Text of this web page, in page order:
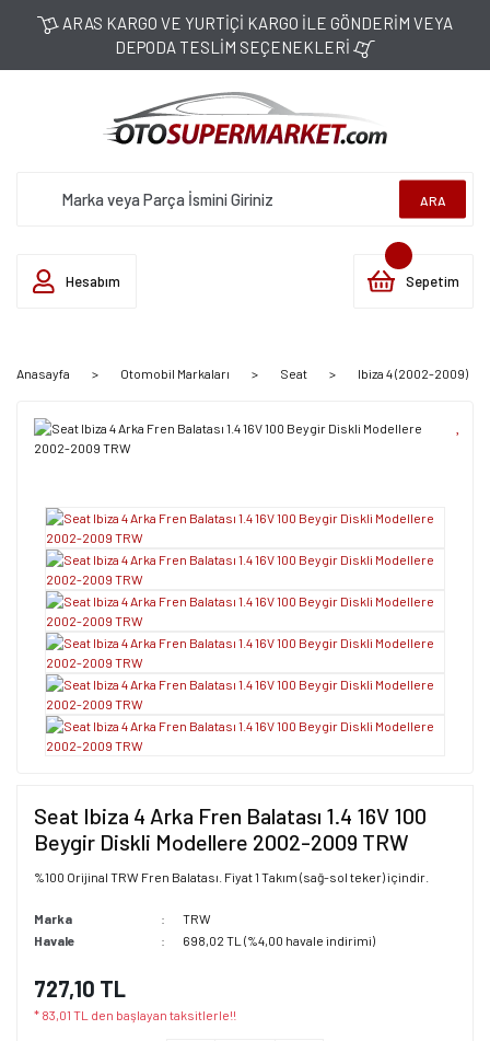
ARAS KARGO VE YURTİÇİ KARGO İLE GÖNDERİM VEYA
DEPODA TESLİM SEÇENEKLERİ
ARA
Hesabım Sepetim
Anasayfa Otomobil Markaları Seat Ibiza 4 (2002-2009)
Seat Ibiza 4 Arka Fren Balatası 1.4 16V 100
Beygir Diskli Modellere 2002-2009 TRW
%100 Orijinal TRW Fren Balatası. Fiyat 1 Takım (sağ-sol teker) içindir.
Marka
TRW
Havale
698,02 TL (%4,00 havale indirimi)
727,10 TL
* 83,01 TL den başlayan taksitlerle!!